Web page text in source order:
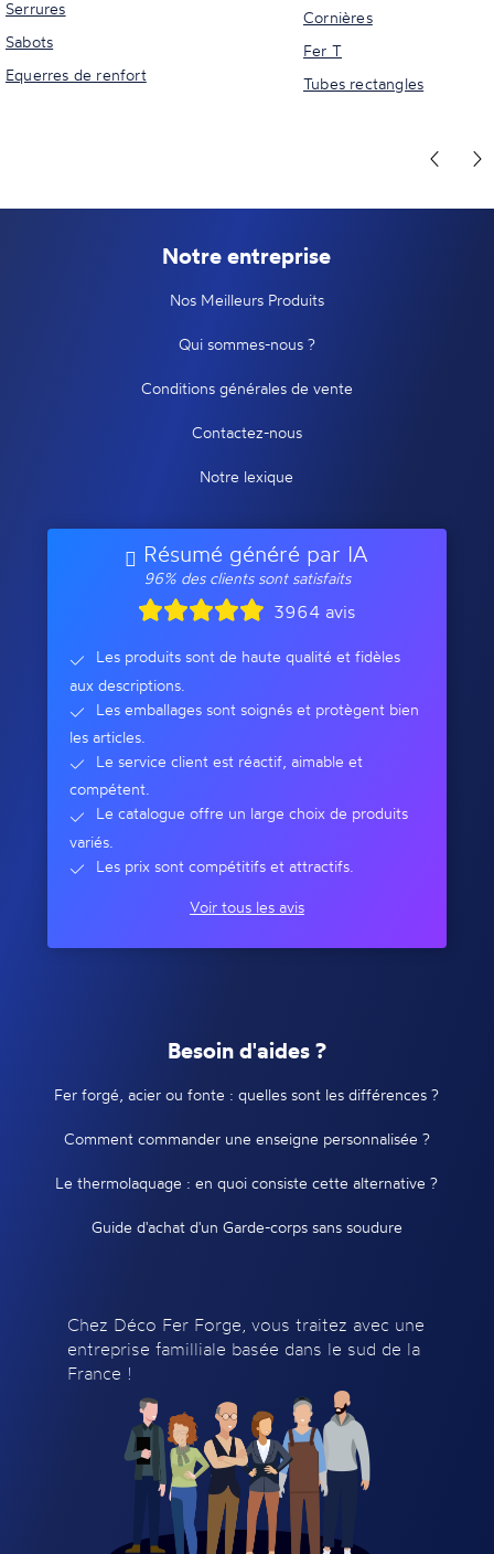
Serrures
Sabots
Equerres de renfort
Cornières
Fer T
Tubes rectangles
Notre entreprise
Nos Meilleurs Produits
Qui sommes-nous ?
Conditions générales de vente
Contactez-nous
Notre lexique
Résumé généré par IA
96% des clients sont satisfaits
3964 avis
Les produits sont de haute qualité et fidèles
aux descriptions.
Les emballages sont soignés et protègent bien
les articles.
Le service client est réactif, aimable et
compétent.
Le catalogue offre un large choix de produits
variés.
Les prix sont compétitifs et attractifs.
Voir tous les avis
Besoin d'aides ?
Fer forgé, acier ou fonte : quelles sont les différences ?
Comment commander une enseigne personnalisée ?
Le thermolaquage : en quoi consiste cette alternative ?
Guide d'achat d'un Garde-corps sans soudure
Chez Déco Fer Forge, vous traitez avec une
entreprise familliale basée dans le sud de la
France !